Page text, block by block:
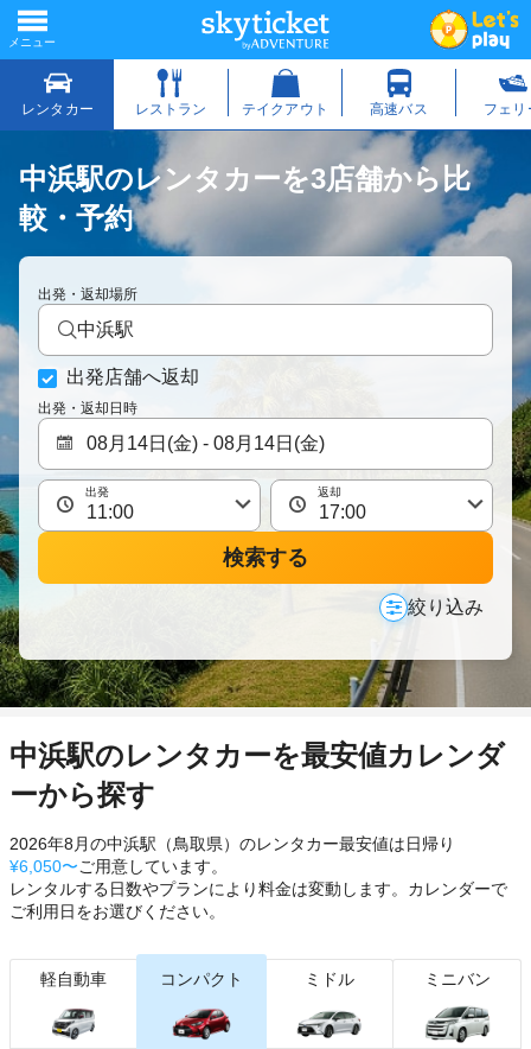
中浜駅のレンタカーを3店舗から比
較・予約
出発・返却場所
中浜駅
出発店舗へ返却
出発・返却日時
出発 返却
検索する
絞り込み
中浜駅のレンタカーを最安値カレンダ
ーから探す
2026年8月の中浜駅（鳥取県）のレンタカー最安値は日帰り
¥6,050〜ご用意しています。
レンタルする日数やプランにより料金は変動します。カレンダーで
ご利用日をお選びください。
軽自動車 コンパクト ミドル ミニバン